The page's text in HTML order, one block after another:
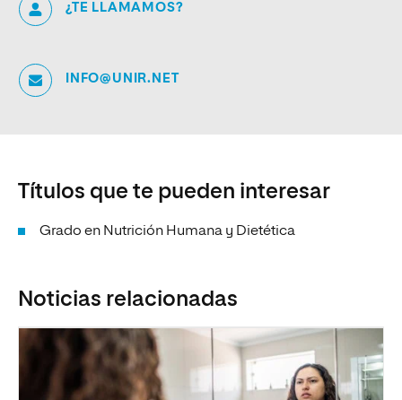
¿TE LLAMAMOS?
INFO@UNIR.NET
Títulos que te pueden interesar
Grado en Nutrición Humana y Dietética
Noticias relacionadas